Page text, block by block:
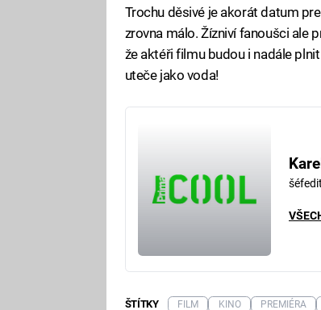
Trochu děsivé je akorát datum
zrovna málo. Žízniví fanoušci ale
že aktéři filmu budou i nadále
uteče jako voda!
ŠTÍTKY FILM KINO PREMIÉRA